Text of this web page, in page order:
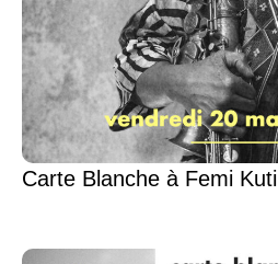
Carte Blanche à Femi Kuti